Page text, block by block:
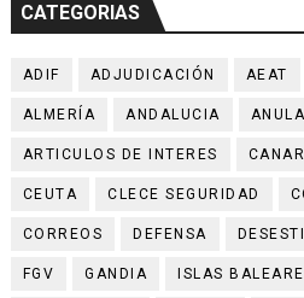
CATEGORIAS
ADIF ADJUDICACIÓN AEAT
ALMERÍA ANDALUCIA
ARTICULOS DE INTERES
CEUTA CLECE SEGURIDAD
CORREOS DEFENSA
FGV GANDIA ISLAS